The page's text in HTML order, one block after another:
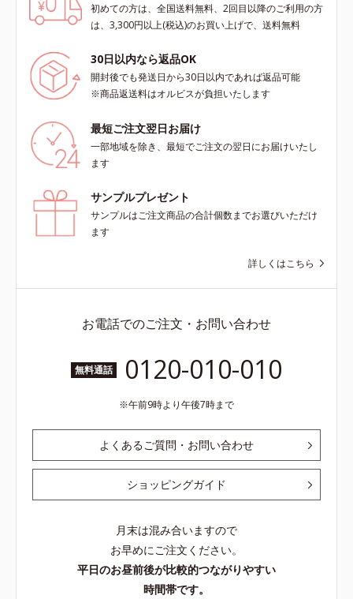
初めての方は、全国送料無料、2回目以降のご利用の方
は、3,300円以上(税込)のお買い上げで、送料無料
30日以内なら返品OK
開封後でも発送日から30日以内であれば返品可能
※商品返送料はオルビスが負担いたします
最短ご注文翌日お届け
一部地域を除き、最短でご注文の翌日にお届けいたし
ます
サンプルプレゼント
サンプルはご注文商品の合計個数までお選びいただけ
ます
詳しくはこちら
お電話でのご注文・お問い合わせ
無料通話 0120-010-010
午前9時より午後7時まで
よくあるご質問・お問い合わせ
ショッピングガイド
月末は混み合いますので
お早めにご注文ください。
平日のお昼前後が比較的つながりやすい
時間帯です。